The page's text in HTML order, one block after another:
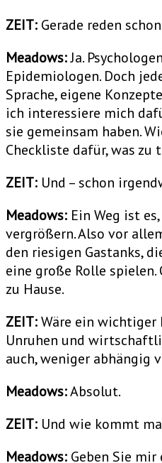
ZEIT: Gerade reden
Meadows:Ja.
Epidemiologen. Doch
Sprache, eigene
ich interessiere mich
sie gemeinsam haben.
Checkliste dafür, was zu
ZEIT: Und – schon
Meadows: Ein Weg ist
vergrößern. Also vor
den riesigen Gastanks,
eine große Rolle
zu Hause.
ZEIT:Wäre ein wichtiger
Unruhen und
auch, weniger abhängig
Meadows:Absolut.
ZEIT: Und wie kommt
Meadows: Geben Sie